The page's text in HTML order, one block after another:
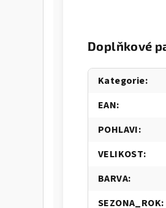
Doplňkové
Kategorie:
EAN:
POHLAVI:
VELIKOST:
BARVA:
SEZONA_ROK: